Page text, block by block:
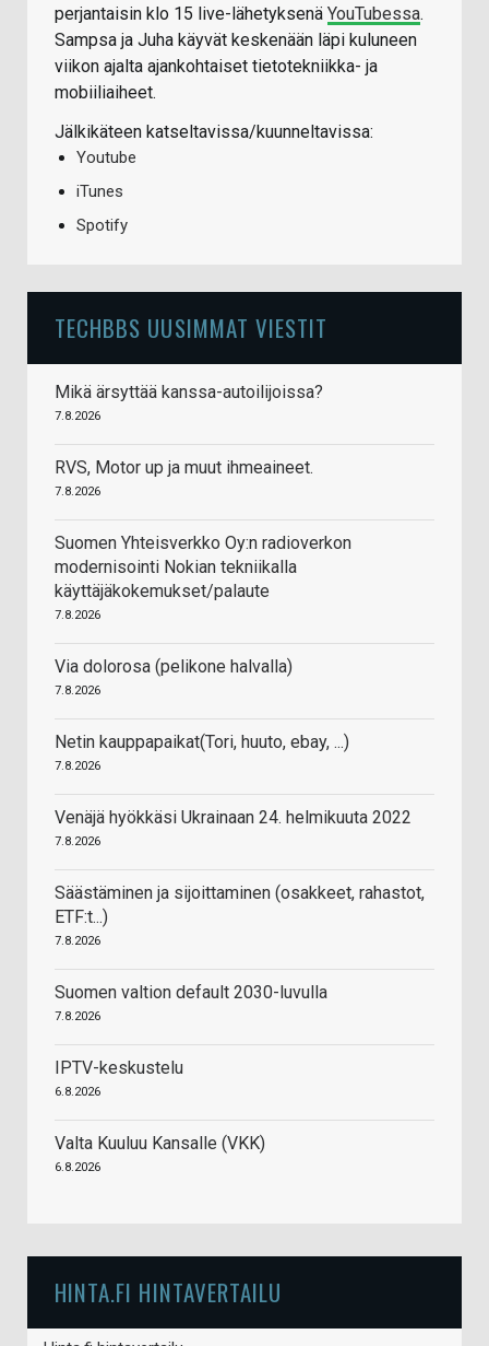
perjantaisin klo 15 live-lähetyksenä YouTubessa.
Sampsa ja Juha käyvät keskenään läpi kuluneen
viikon ajalta ajankohtaiset tietotekniikka- ja
mobiiliaiheet.
Jälkikäteen katseltavissa/kuunneltavissa:
Youtube
iTunes
Spotify
TECHBBS UUSIMMAT VIESTIT
Mikä ärsyttää kanssa-autoilijoissa?
7.8.2026
RVS, Motor up ja muut ihmeaineet.
7.8.2026
Suomen Yhteisverkko Oy:n radioverkon
modernisointi Nokian tekniikalla
käyttäjäkokemukset/palaute
7.8.2026
Via dolorosa (pelikone halvalla)
7.8.2026
Netin kauppapaikat(Tori, huuto, ebay, ...)
7.8.2026
Venäjä hyökkäsi Ukrainaan 24. helmikuuta 2022
7.8.2026
Säästäminen ja sijoittaminen (osakkeet, rahastot,
ETF:t...)
7.8.2026
Suomen valtion default 2030-luvulla
7.8.2026
IPTV-keskustelu
6.8.2026
Valta Kuuluu Kansalle (VKK)
6.8.2026
HINTA.FI HINTAVERTAILU